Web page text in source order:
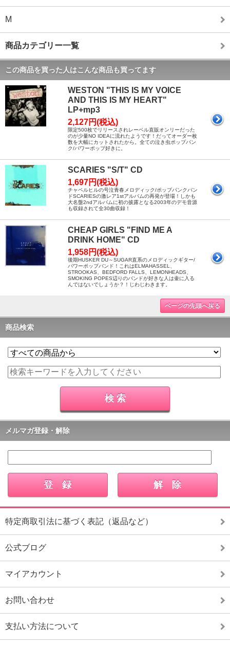
M
商品カテゴリー一覧
この商品を買った人はこんな商品も買ってます
WESTON "THIS IS MY VOICE
AND THIS IS MY HEART"
LP+mp3
2,127円(税込)
限定500枚でリリースされレーベル直販オンリーだった
のが少量NO IDEAに流れたようです！だってオーダー枚
数を大幅にカットされたから。全ての泣き虫ポップパン
ク/パワーポップ好きに。
SCARIES "S/T" CD
1,697円(税込)
チャペルヒルの号泣青春メロディック/ポップパンクバン
ドSCARIESの激レア1stアルバムの再発が登場！しかも
大名盤2ndアルバムに初の披露となる2003年のデモ音源
も収録されて全30曲収録！
CHEAP GIRLS "FIND ME A
DRINK HOME" CD
1,958円(税込)
後期HUSKER DU～SUGAR直系のメロディックギター/
パワーポップバンド！これはELMAHASSEL、
STROOKAS、BEDFORD FALLS、LEMONHEADS、
SMOKING POPES辺りのバンドが好きな人は壷に入る
んではないでしょうか？！じわじわきます。
ページの先頭へ戻る
商品検索
メルマガ登録・解除
特定商取引法に基づく表記（返品など）
公式ブログ
マイアカウント
お問い合わせ
支払い方法について